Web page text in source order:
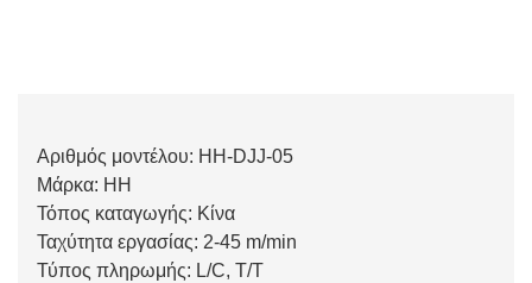
Αριθμός μοντέλου: HH-DJJ-05
Μάρκα: HH
Τόπος καταγωγής: Κίνα
Ταχύτητα εργασίας: 2-45 m/min
Τύπος πληρωμής: L/C, T/T